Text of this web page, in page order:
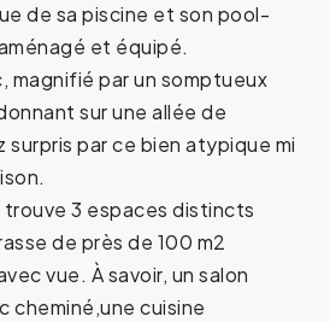
de sa piscine et son pool-
et équipé.
magnifié par un somptueux
sur une allée de
surpris par ce bien atypique mi
3 espaces distincts
de près de 100 m2
vue. À savoir, un salon
cheminé,une cuisine